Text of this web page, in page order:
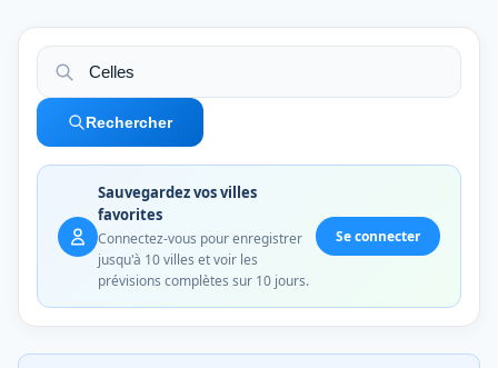
Rechercher
Sauvegardez vos villes
favorites
Connectez-vous pour enregistrer
jusqu'à 10 villes et voir les
prévisions complètes sur 10 jours.
Se connecter